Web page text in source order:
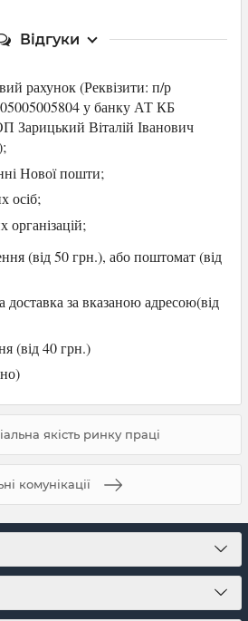
Відгуки
рахунок (Реквізити: п/р
у банку АТ КБ
Зарицький Віталій Іванович
Нової пошти;
осіб;
(від 50 грн.), абопоштомат (від
за вказаною адресою(від
(від 40 грн.)
якість ринку праці
комунікації